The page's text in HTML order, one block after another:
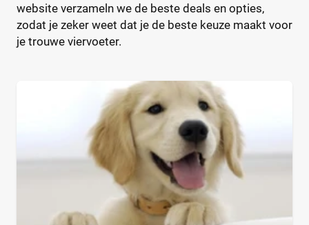
website verzameln we de beste deals en opties,
zodat je zeker weet dat je de beste keuze maakt voor
je trouwe viervoeter.